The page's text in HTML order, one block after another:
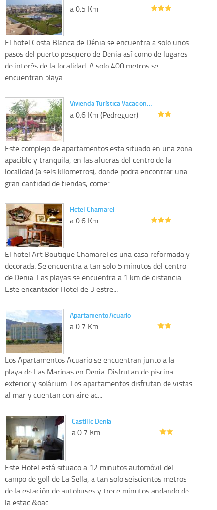
a 0.5 Km
El hotel Costa Blanca de Dénia se encuentra a solo unos
pasos del puerto pesquero de Denia así como de lugares
de interés de la localidad. A solo 400 metros se
encuentran playa...
Vivienda Turística Vacacion…
a 0.6 Km (Pedreguer)
Este complejo de apartamentos esta situado en una zona
apacible y tranquila, en las afueras del centro de la
localidad (a seis kilometros), donde podra encontrar una
gran cantidad de tiendas, comer...
Hotel Chamarel
a 0.6 Km
El hotel Art Boutique Chamarel es una casa reformada y
decorada. Se encuentra a tan solo 5 minutos del centro
de Denia. Las playas se encuentra a 1 km de distancia.
Este encantador Hotel de 3 estre...
Apartamento Acuario
a 0.7 Km
Los Apartamentos Acuario se encuentran junto a la
playa de Las Marinas en Denia. Disfrutan de piscina
exterior y solárium. Los apartamentos disfrutan de vistas
al mar y cuentan con aire ac...
Castillo Denia
a 0.7 Km
Este Hotel está situado a 12 minutos automóvil del
campo de golf de La Sella, a tan solo seiscientos metros
de la estación de autobuses y trece minutos andando de
la estaci&oac...